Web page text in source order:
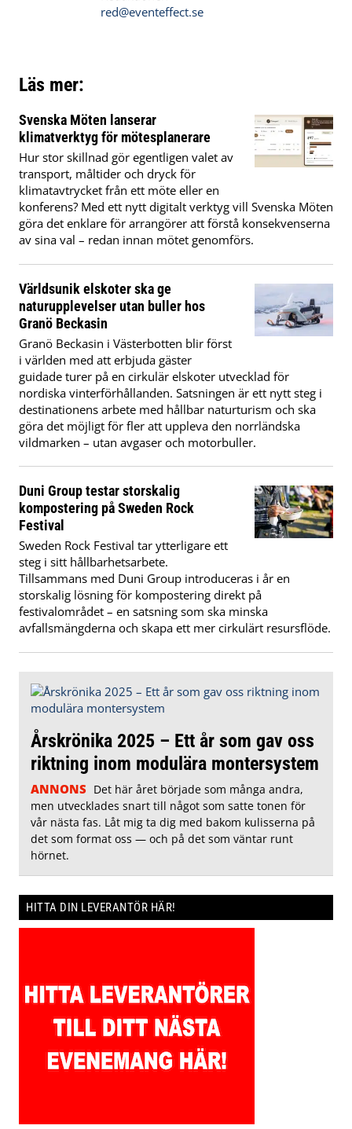
red@eventeffect.se
Läs mer:
Svenska Möten lanserar
klimatverktyg för mötesplanerare
Hur stor skillnad gör egentligen valet av
transport, måltider och dryck för
klimatavtrycket från ett möte eller en
konferens? Med ett nytt digitalt verktyg vill Svenska Möten
göra det enklare för arrangörer att förstå konsekvenserna
av sina val – redan innan mötet genomförs.
Världsunik elskoter ska ge
naturupplevelser utan buller hos
Granö Beckasin
Granö Beckasin i Västerbotten blir först
i världen med att erbjuda gäster
guidade turer på en cirkulär elskoter utvecklad för
nordiska vinterförhållanden. Satsningen är ett nytt steg i
destinationens arbete med hållbar naturturism och ska
göra det möjligt för fler att uppleva den norrländska
vildmarken – utan avgaser och motorbuller.
Duni Group testar storskalig
kompostering på Sweden Rock
Festival
Sweden Rock Festival tar ytterligare ett
steg i sitt hållbarhetsarbete.
Tillsammans med Duni Group introduceras i år en
storskalig lösning för kompostering direkt på
festivalområdet – en satsning som ska minska
avfallsmängderna och skapa ett mer cirkulärt resursflöde.
Årskrönika 2025 – Ett år som gav oss
riktning inom modulära montersystem
ANNONS Det här året började som många andra,
men utvecklades snart till något som satte tonen för
vår nästa fas. Låt mig ta dig med bakom kulisserna på
det som format oss — och på det som väntar runt
hörnet.
HITTA DIN LEVERANTÖR HÄR!